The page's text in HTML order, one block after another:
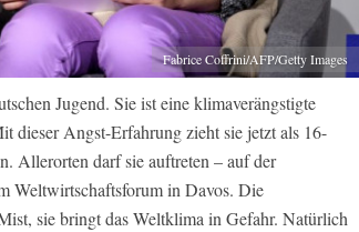
Fabrice Coffrini/AFP/Getty Images
Jugend. Sie ist eine klimaverängstigte
dieser Angst-Erfahrung zieht sie jetzt als 16-
Allerorten darf sie auftreten – auf der
Weltwirtschaftsforum in Davos. Die
sie bringt das Weltklima in Gefahr. Natürlich